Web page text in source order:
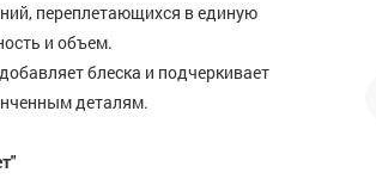
переплетающихся в единую
и объем.
блеска и подчеркивает
деталям.